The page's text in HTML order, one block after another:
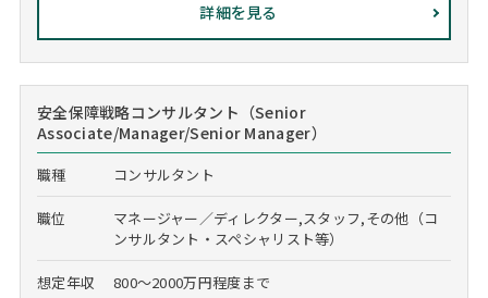
詳細を見る
安全保障戦略コンサルタント（Senior
Associate/Manager/Senior Manager）
職種 コンサルタント
職位
マネージャー／ディレクター,スタッフ,その他（コ
ンサルタント・スペシャリスト等）
想定年収 800～2000万円程度まで